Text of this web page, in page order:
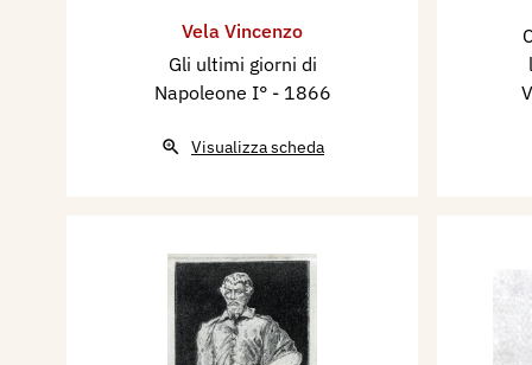
Vela Vincenzo
Gli ultimi giorni di
Napoleone I° - 1866
Visualizza scheda